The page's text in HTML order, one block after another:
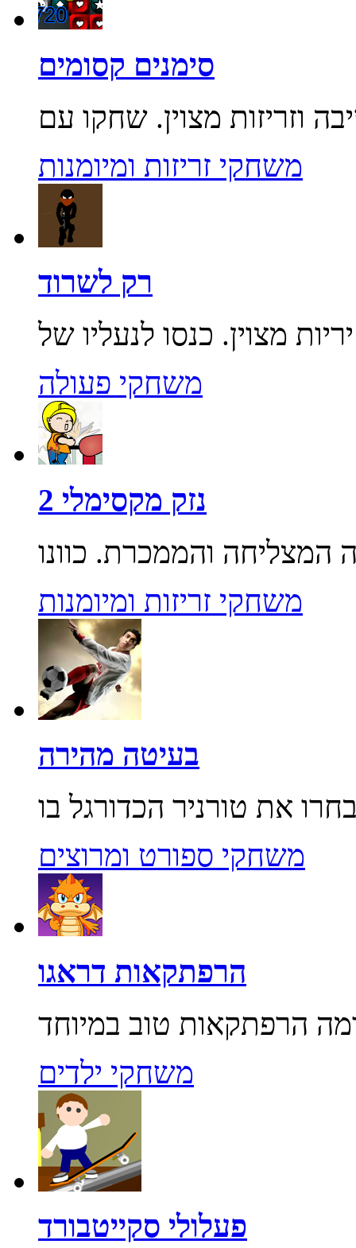
סימנים קסומים
משחקי זריזות ומיומנות
רק לשרוד
משחקי פעולה
נזק מקסימלי 2
משחקי זריזות ומיומנות
בעיטה מהירה
משחקי ספורט ומרוצים
הרפתקאות דראגו
משחקי ילדים
פעלולי סקייטבורד